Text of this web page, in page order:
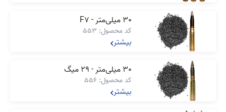
30 میلی‌متر - F7
کد محصول: 553
بیشتر
30 میلی‌متر - 29 میگ
کد محصول: 556
بیشتر